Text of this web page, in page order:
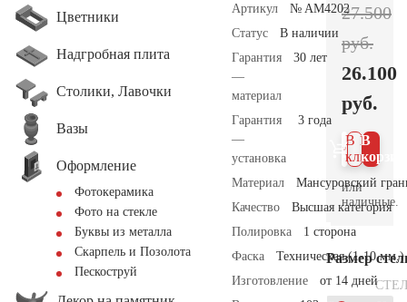
Цветники
Надгробная плита
Столики, Лавочки
Вазы
Оформление
Фотокерамика
Фото на стекле
Буквы из металла
Скарпель и Позолота
Пескоструй
Артикул
№ AM4202
Статус
В наличии
Гарантия
—
материал
30 лет
Гарантия
—
установка
3 года
Материал
Мансуровский
Качество
Высшая категория
Полировка
1 сторона
Фаска
Техническая (1-10 мм.)
Изготовление
от 14 дней
27.500
руб.
26.100
руб.
В
В 1
клик
или
наличные.
Размер